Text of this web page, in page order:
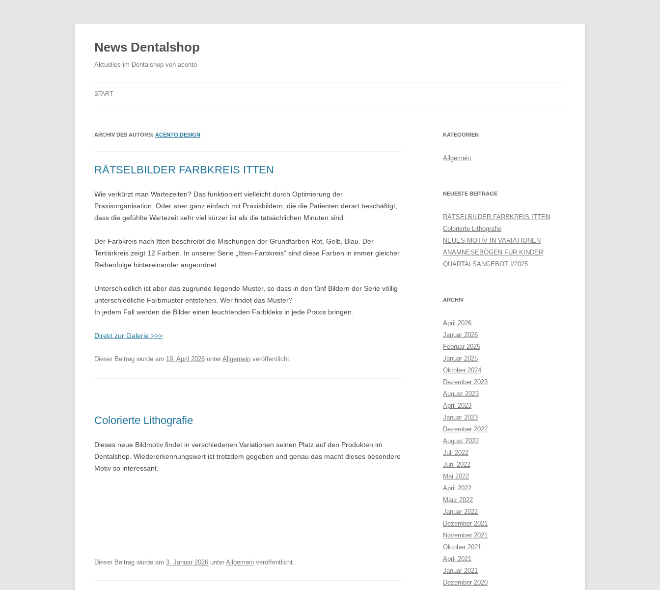
News Dentalshop
Aktuelles im Dentalshop von acento
START
ARCHIV DES AUTORS: ACENTO.DESIGN
RÄTSELBILDER FARBKREIS ITTEN
Wie verkürzt man Wartezeiten? Das funktioniert vielleicht durch Optimierung der
Praxisorganisation. Oder aber ganz einfach mit Praxisbildern, die die Patienten derart beschäftigt,
dass die gefühlte Wartezeit sehr viel kürzer ist als die tatsächlichen Minuten sind.
Der Farbkreis nach Itten beschreibt die Mischungen der Grundfarben Rot, Gelb, Blau. Der
Tertiärkreis zeigt 12 Farben. In unserer Serie „Itten-Farbkreis“ sind diese Farben in immer gleicher
Reihenfolge hintereinander angeordnet.
Unterschiedlich ist aber das zugrunde liegende Muster, so dass in den fünf Bildern der Serie völlig
unterschiedliche Farbmuster entstehen. Wer findet das Muster?
In jedem Fall werden die Bilder einen leuchtenden Farbkleks in jede Praxis bringen.
Direkt zur Galerie >>>
Dieser Beitrag wurde am 19. April 2026 unter Allgemein veröffentlicht.
Colorierte Lithografie
Dieses neue Bildmotiv findet in verschiedenen Variationen seinen Platz auf den Produkten im
Dentalshop. Wiedererkennungswert ist trotzdem gegeben und genau das macht dieses besondere
Motiv so interessant.
Dieser Beitrag wurde am 3. Januar 2026 unter Allgemein veröffentlicht.
KATEGORIEN
Allgemein
NEUESTE BEITRÄGE
RÄTSELBILDER FARBKREIS ITTEN
Colorierte Lithografie
NEUES MOTIV IN VARIATIONEN
ANAMNESEBÖGEN FÜR KINDER
QUARTALSANGEBOT I/2025
ARCHIV
April 2026
Januar 2026
Februar 2025
Januar 2025
Oktober 2024
Dezember 2023
August 2023
April 2023
Januar 2023
Dezember 2022
August 2022
Juli 2022
Juni 2022
Mai 2022
April 2022
März 2022
Januar 2022
Dezember 2021
November 2021
Oktober 2021
April 2021
Januar 2021
Dezember 2020